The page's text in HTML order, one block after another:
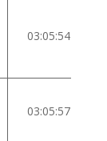
03:05:54
03:05:57